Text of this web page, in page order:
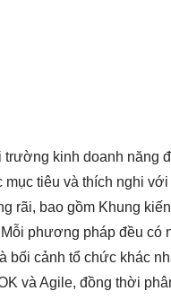
kinh doanh năng
tiêu và thích nghi
rãi, bao gồm Khung
phương pháp đều có
cảnh tổ chức khác
và Agile, đồng thời